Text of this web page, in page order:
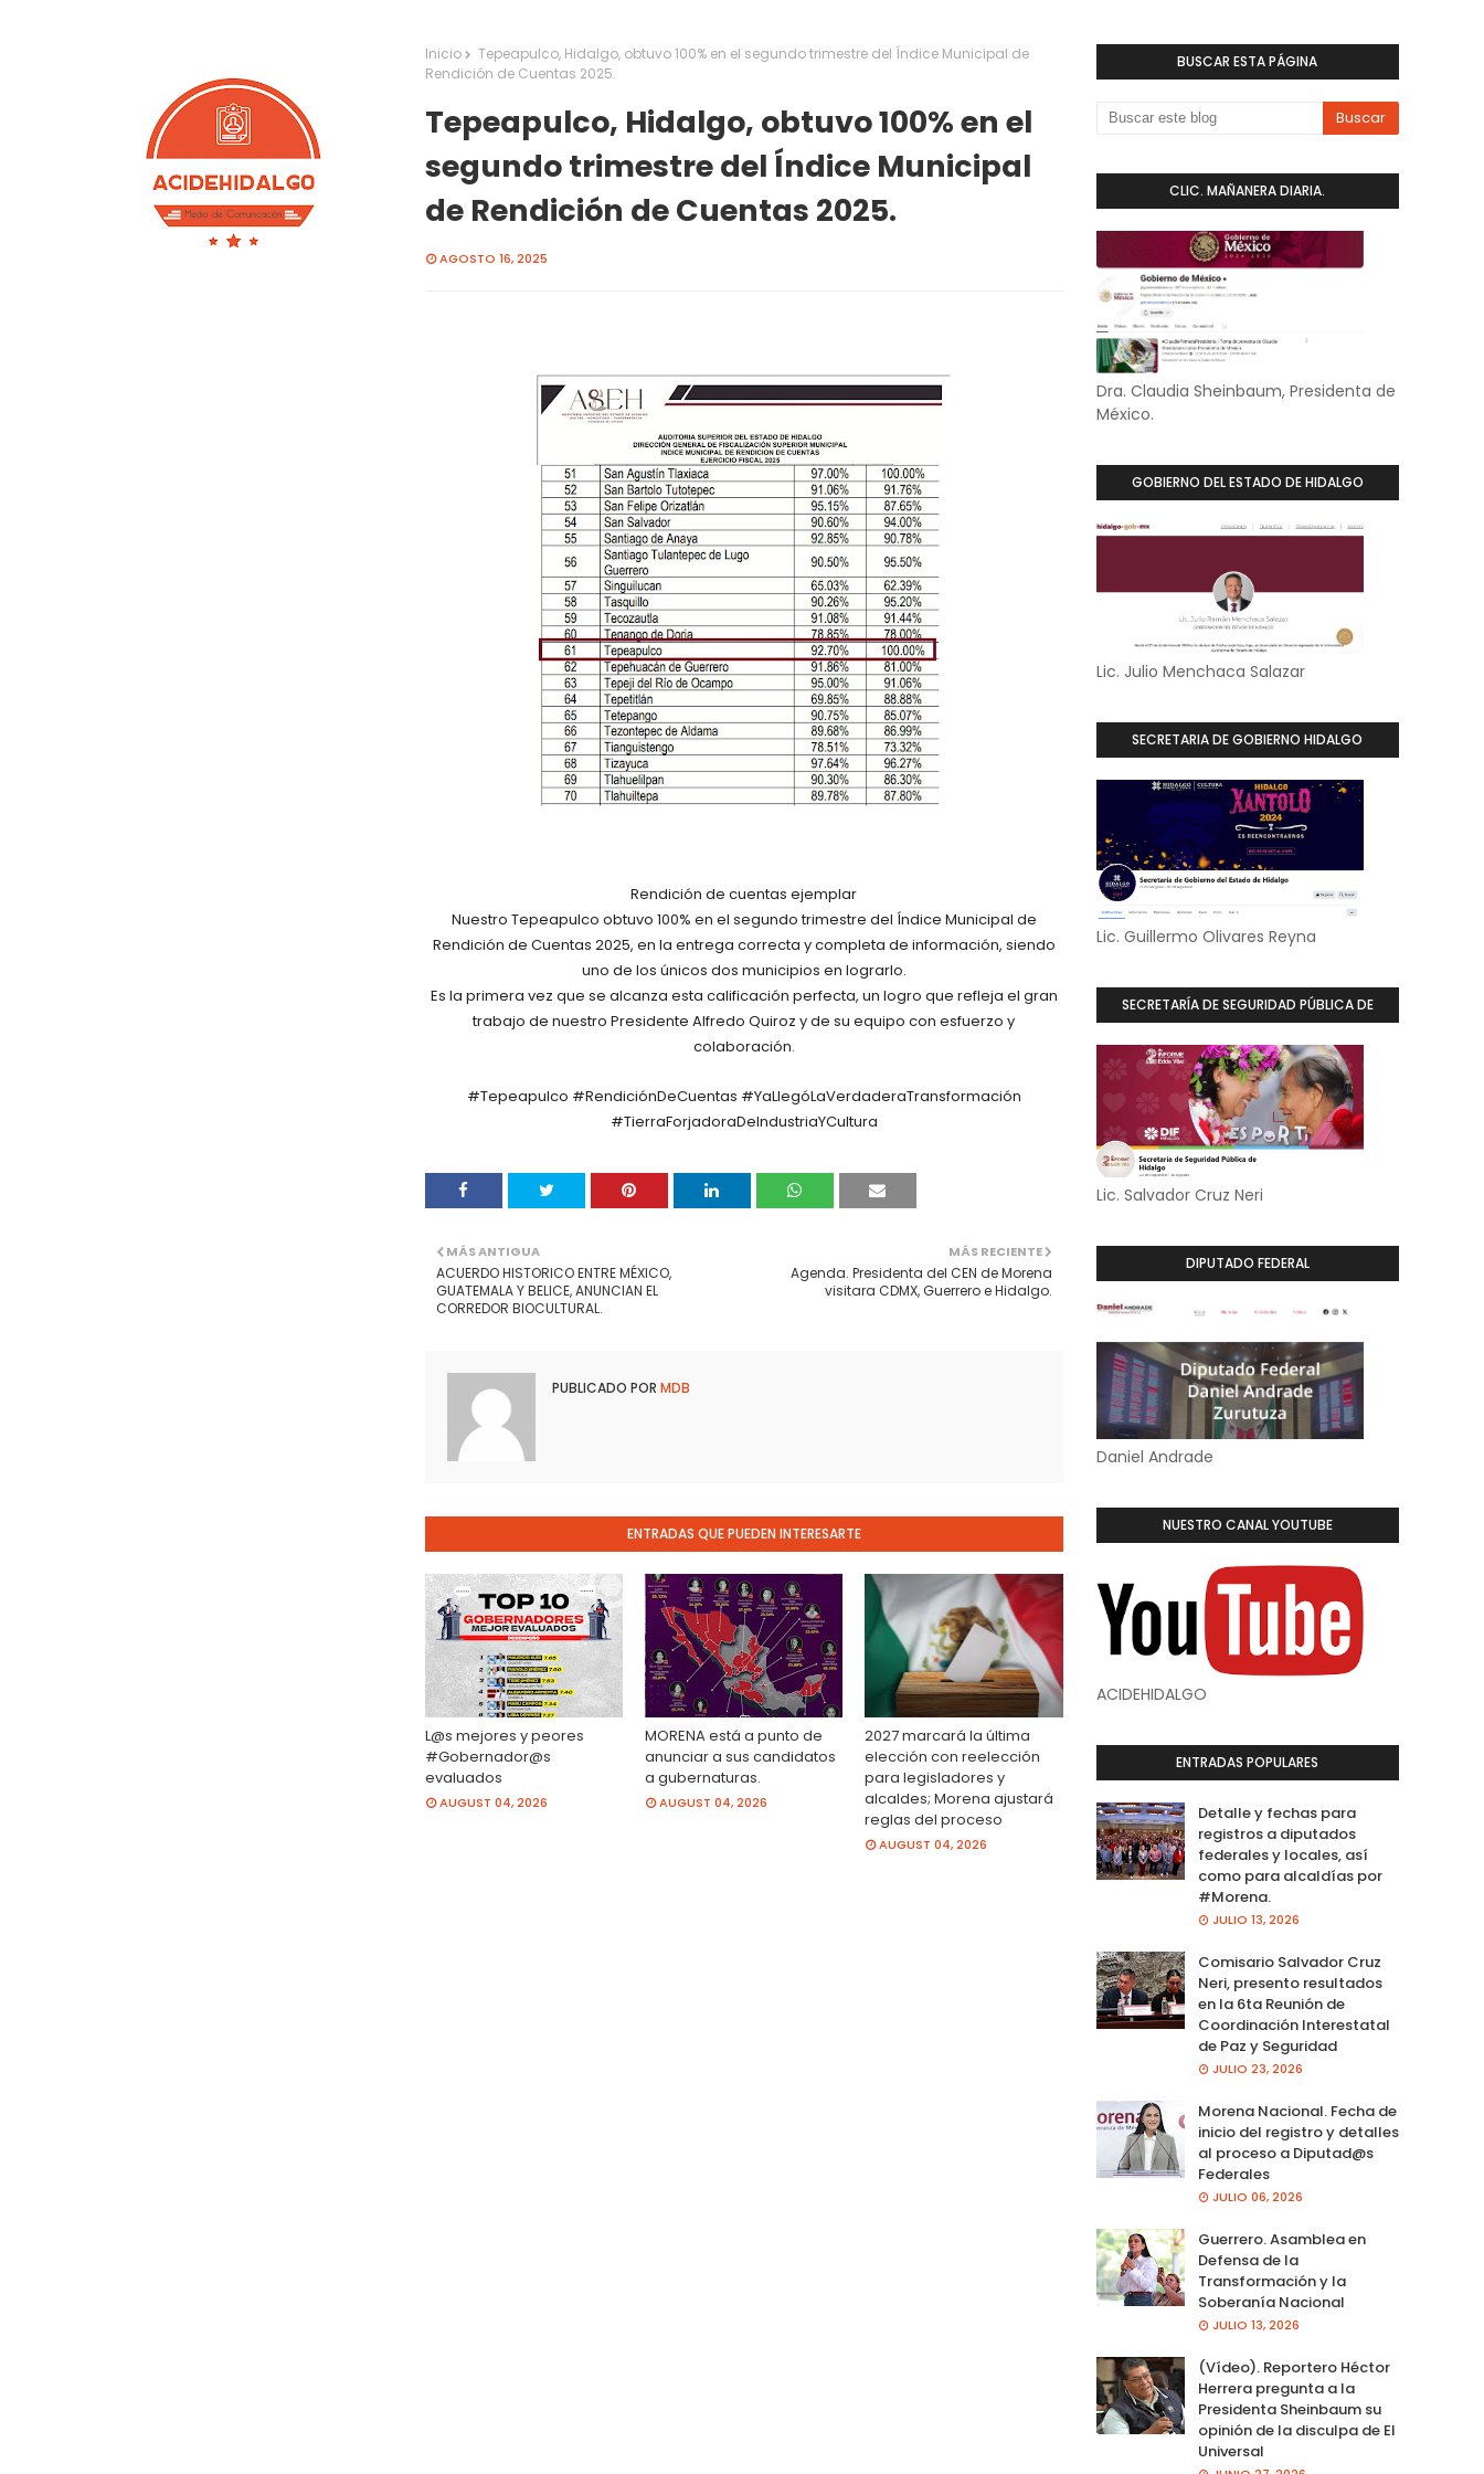
Inicio
Tepeapulco, Hidalgo, obtuvo 100% en el segundo trimestre del Índice Municipal de
Rendición de Cuentas 2025.
Tepeapulco, Hidalgo, obtuvo 100% en el
segundo trimestre del Índice Municipal
de Rendición de Cuentas 2025.
AGOSTO 16, 2025
Rendición de cuentas ejemplar
Nuestro Tepeapulco obtuvo 100% en el segundo trimestre del Índice Municipal de
Rendición de Cuentas 2025, en la entrega correcta y completa de información, siendo
uno de los únicos dos municipios en lograrlo.
Es la primera vez que se alcanza esta calificación perfecta, un logro que refleja el gran
trabajo de nuestro Presidente Alfredo Quiroz y de su equipo con esfuerzo y
colaboración.
#Tepeapulco #RendiciónDeCuentas #YaLlegóLaVerdaderaTransformación
#TierraForjadoraDeIndustriaYCultura
MÁS RECIENTE
Agenda. Presidenta del CEN de Morena
visitara CDMX, Guerrero e Hidalgo.
MÁS ANTIGUA
ACUERDO HISTORICO ENTRE MÉXICO,
GUATEMALA Y BELICE, ANUNCIAN EL
CORREDOR BIOCULTURAL.
PUBLICADO POR MDB
ENTRADAS QUE PUEDEN INTERESARTE
L@s mejores y peores
#Gobernador@s
evaluados
AUGUST 04, 2026
MORENA está a punto de
anunciar a sus candidatos
a gubernaturas.
AUGUST 04, 2026
2027 marcará la última
elección con reelección
para legisladores y
alcaldes; Morena ajustará
reglas del proceso
AUGUST 04, 2026
BUSCAR ESTA PÁGINA
CLIC. MAÑANERA DIARIA.
Dra. Claudia Sheinbaum, Presidenta de
México.
GOBIERNO DEL ESTADO DE HIDALGO
Lic. Julio Menchaca Salazar
SECRETARIA DE GOBIERNO HIDALGO
Lic. Guillermo Olivares Reyna
SECRETARÍA DE SEGURIDAD PÚBLICA DE
Lic. Salvador Cruz Neri
DIPUTADO FEDERAL
Daniel Andrade
NUESTRO CANAL YOUTUBE
ACIDEHIDALGO
ENTRADAS POPULARES
Detalle y fechas para
registros a diputados
federales y locales, así
como para alcaldías por
#Morena.
JULIO 13, 2026
Comisario Salvador Cruz
Neri, presento resultados
en la 6ta Reunión de
Coordinación Interestatal
de Paz y Seguridad
JULIO 23, 2026
Morena Nacional. Fecha de
inicio del registro y detalles
al proceso a Diputad@s
Federales
JULIO 06, 2026
Guerrero. Asamblea en
Defensa de la
Transformación y la
Soberanía Nacional
JULIO 13, 2026
(Vídeo). Reportero Héctor
Herrera pregunta a la
Presidenta Sheinbaum su
opinión de la disculpa de El
Universal